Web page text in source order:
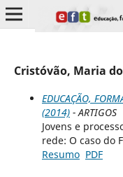
Cristóvão, Maria
EDUCAÇÃO,
(2014)- ARTIGOS
Jovens e
rede: O caso do
Resumo PDF